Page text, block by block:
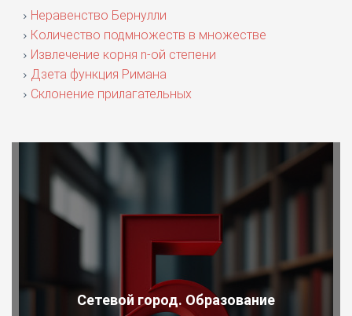
Неравенство Бернулли
Количество подмножеств в множестве
Извлечение корня n-ой степени
Дзета функция Римана
Склонение прилагательных
Сетевой город. Образование